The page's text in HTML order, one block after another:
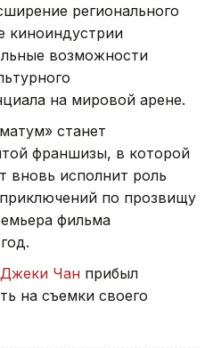
регионального
киноиндустрии
возможности
на мировой арене.
станет
франшизы, в которой
вновь исполнит роль
приключений по прозвищу
фильма
Джеки Чан прибыл
на съемки своего